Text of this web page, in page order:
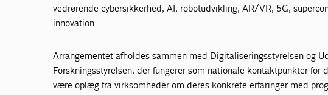
vedrørende cybersikkerhed, AI, robotudvikling, AR/VR, 5G,
innovation.
Arrangementet afholdes sammen med Digitaliseringsstyrelsen og
Forskningsstyrelsen, der fungerer som nationale kontaktpunkter for
være oplæg fra virksomheder om deres konkrete erfaringer med